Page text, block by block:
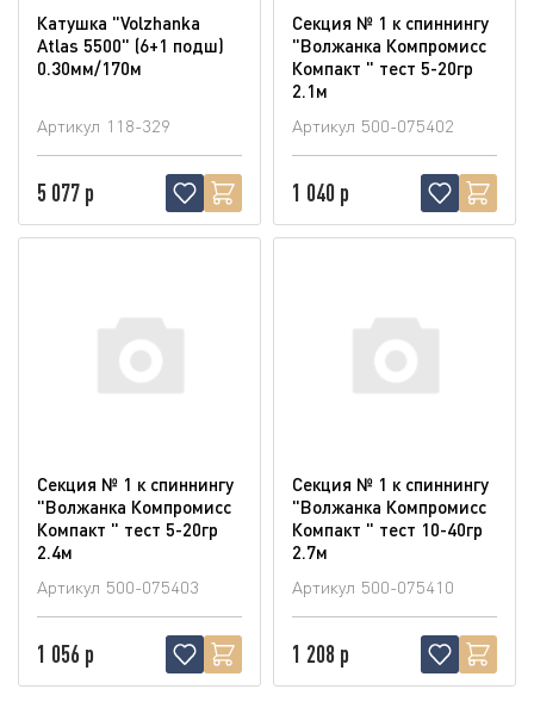
Катушка "Volzhanka
Atlas 5500" (6+1 подш)
0.30мм/170м
Артикул 118-329
5 077 р
Секция № 1 к спиннингу
"Волжанка Компромисс
Компакт " тест 5-20гр
2.1м
Артикул 500-075402
1 040 р
Секция № 1 к спиннингу
"Волжанка Компромисс
Компакт " тест 5-20гр
2.4м
Артикул 500-075403
1 056 р
Секция № 1 к спиннингу
"Волжанка Компромисс
Компакт " тест 10-40гр
2.7м
Артикул 500-075410
1 208 р